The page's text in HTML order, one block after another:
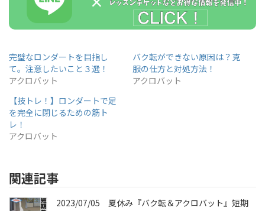
完璧なロンダートを目指し
て。注意したいこと３選！
アクロバット
バク転ができない原因は？克
服の仕方と対処方法！
アクロバット
【技トレ！】ロンダートで足
を完全に閉じるための筋ト
レ！
アクロバット
関連記事
2023/07/05 夏休み『バク転＆アクロバット』短期